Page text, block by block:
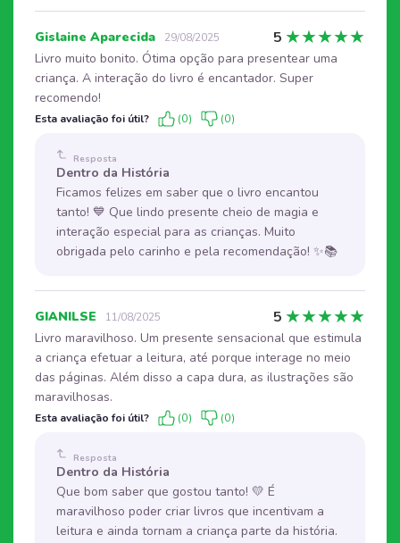
Gislaine Aparecida 29/08/2025 5 ★★★★★
Livro muito bonito. Ótima opção para presentear uma
criança. A interação do livro é encantador. Super
recomendo!
Esta avaliação foi útil? (0) (0)
Resposta
Dentro da História
Ficamos felizes em saber que o livro encantou
tanto! 💙 Que lindo presente cheio de magia e
interação especial para as crianças. Muito
obrigada pelo carinho e pela recomendação! ✨📚
GIANILSE 11/08/2025 5 ★★★★★
Livro maravilhoso. Um presente sensacional que estimula
a criança efetuar a leitura, até porque interage no meio
das páginas. Além disso a capa dura, as ilustrações são
maravilhosas.
Esta avaliação foi útil? (0) (0)
Resposta
Dentro da História
Que bom saber que gostou tanto! 💛 É
maravilhoso poder criar livros que incentivam a
leitura e ainda tornam a criança parte da história.